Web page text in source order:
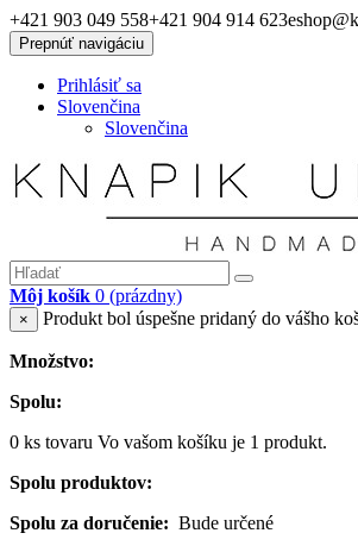
+421 903 049 558+421 904 914 623
Prepnúť navigáciu
Prihlásiť sa
Slovenčina
Slovenčina
Môj košík 0 (prázdny)
× Produkt bol úspešne pridaný do vášho
Množstvo:
Spolu:
0 ks tovaru Vo vašom košíku je 1 produkt.
Spolu produktov:
Spolu za doručenie: Bude určené